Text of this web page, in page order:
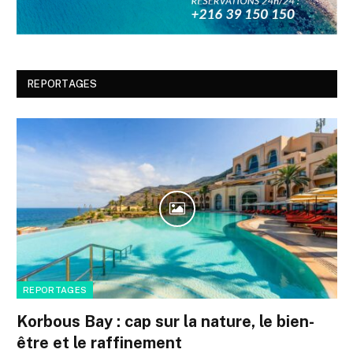
REPORTAGES
REPORTAGES
Korbous Bay : cap sur la nature, le bien-
être et le raffinement